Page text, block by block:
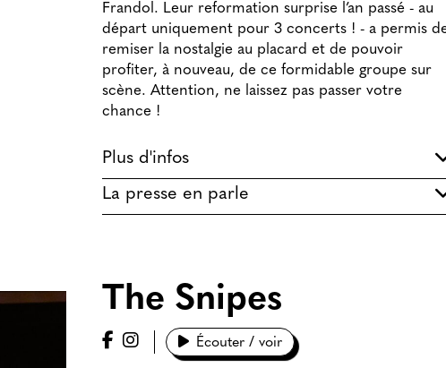
Frandol. Leur reformation surprise l’an passé - au
départ uniquement pour 3 concerts ! - a permis
remiser la nostalgie au placard et de pouvoir
profiter, à nouveau, de ce formidable groupe sur
scène. Attention, ne laissez pas passer votre
chance !
Plus d'infos
La presse en parle
The Snipes
Écouter / voir